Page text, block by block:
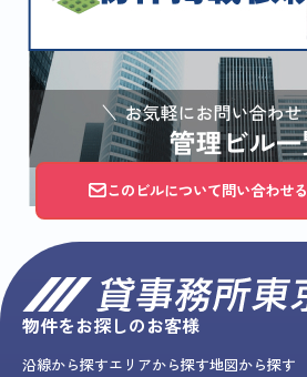
このビルについて問い合わせる
物件をお探しのお客様
沿線から探すエリアから探す地図から探す